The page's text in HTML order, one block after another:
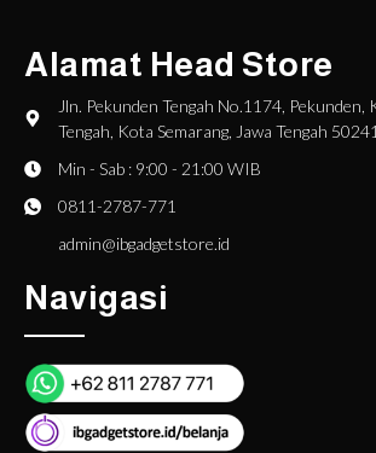
Alamat Head Store
Jln. Pekunden Tengah No.1174, Pekunden,
Tengah, Kota Semarang, Jawa Tengah 50241
Min - Sab : 9:00 - 21:00 WIB
0811-2787-771
admin@ibgadgetstore.id
Navigasi